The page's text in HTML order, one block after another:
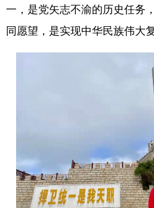
一，是党矢志不渝的历史任务
同愿望，是实现中华民族伟大